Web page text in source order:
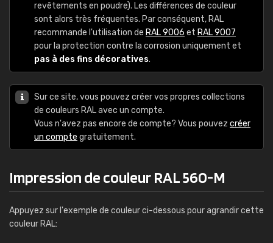
revêtements en poudre). Les différences de couleur
sont alors très fréquentes. Par conséquent, RAL
recommande l'utilisation de RAL 9006 et RAL 9007
pour la protection contre la corrosion uniquement et
pas à des fins décoratives.
Sur ce site, vous pouvez créer vos propres collections
de couleurs RAL avec un compte.
Vous n'avez pas encore de compte? Vous pouvez créer
un compte gratuitement.
Impression de couleur RAL 560-M
Appuyez sur l'exemple de couleur ci-dessous pour agrandir cette
couleur RAL: